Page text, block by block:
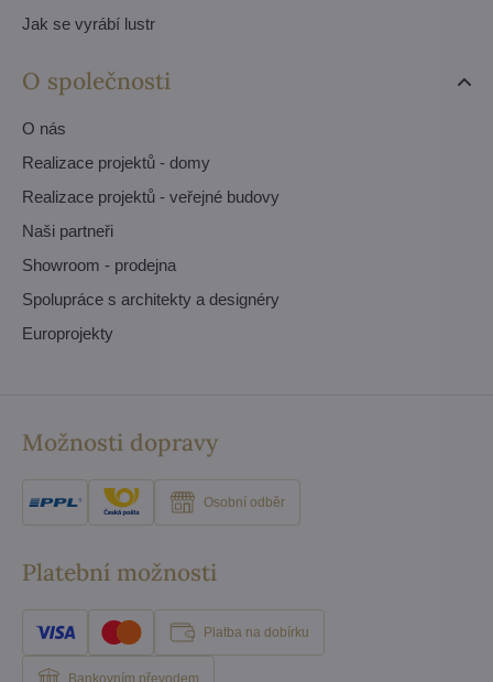
Jak se vyrábí lustr
O společnosti
O nás
Realizace projektů - domy
Realizace projektů - veřejné budovy
Naši partneři
Showroom - prodejna
Spolupráce s architekty a designéry
Europrojekty
Možnosti dopravy
Osobní odběr
Platební možnosti
Platba na dobírku